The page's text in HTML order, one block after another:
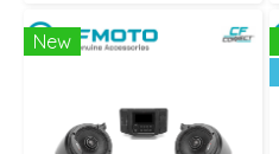
New